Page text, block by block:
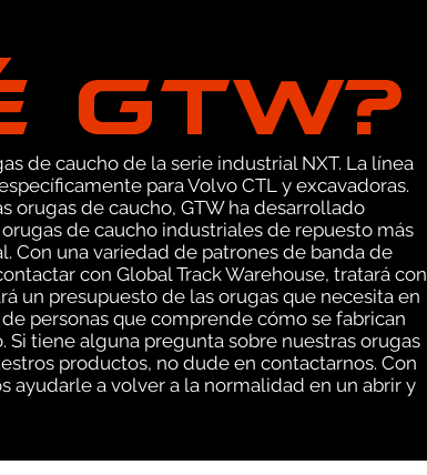
GTW?
de caucho de la serie industrial NXT. La línea
para Volvo CTL y excavadoras.
orugas de caucho, GTW ha desarrollado
de caucho industriales de repuesto más
Con una variedad de patrones de banda de
con Global Track Warehouse, tratará con
un presupuesto de las orugas que necesita en
personas que comprende cómo se fabrican
tiene alguna pregunta sobre nuestras orugas
productos, no dude en contactarnos. Con
ayudarle a volver a la normalidad en un abrir y